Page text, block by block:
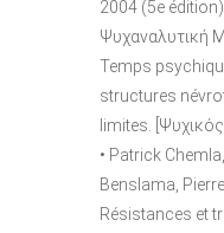
2004 (5e
Ψυχαναλυτική
Temps
structures
limites.
• Patrick
Benslama,
Résistances et